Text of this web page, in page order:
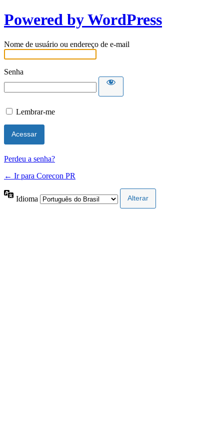
Powered by WordPress
Nome de usuário ou endereço de e-mail
Senha
Lembrar-me
Perdeu a senha?
← Ir para Corecon PR
Idioma